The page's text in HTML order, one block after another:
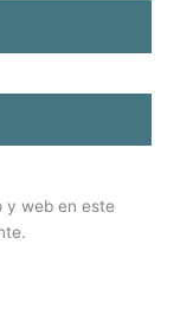
y web en este